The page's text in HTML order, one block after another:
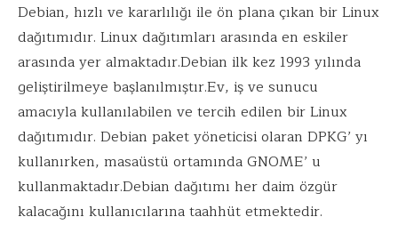
Debian, hızlı ve kararlılığı ile ön plana çıkan bir Linux
dağıtımıdır. Linux dağıtımları arasında en eskiler
arasında yer almaktadır.Debian ilk kez 1993 yılında
geliştirilmeye başlanılmıştır.Ev, iş ve sunucu
amacıyla kullanılabilen ve tercih edilen bir Linux
dağıtımıdır. Debian paket yöneticisi olaran DPKG’ yı
kullanırken, masaüstü ortamında GNOME’ u
kullanmaktadır.Debian dağıtımı her daim özgür
kalacağını kullanıcılarına taahhüt etmektedir.